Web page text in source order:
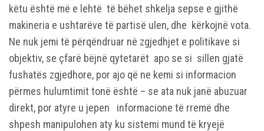
këtu është më e lehtë të bëhet shkelja sepse e gjithë
makineria e ushtarëve të partisë ulen, dhe kërkojnë vota.
Ne nuk jemi të përqëndruar në zgjedhjet e politikave si
objektiv, se çfarë bëjnë qytetarët apo se si sillen gjatë
fushatës zgjedhore, por ajo që ne kemi si informacion
përmes hulumtimit tonë është – se ata nuk janë abuzuar
direkt, por atyre u jepen informacione të rremë dhe
shpesh manipulohen aty ku sistemi mund të kryejë